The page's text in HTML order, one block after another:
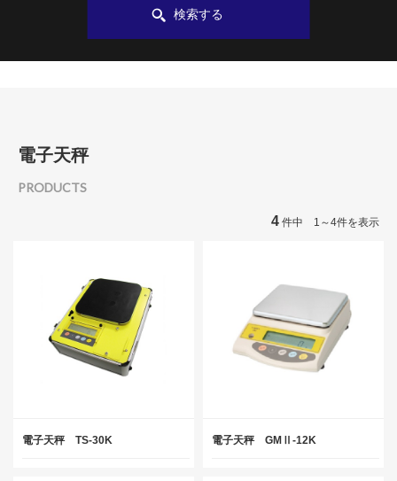
検索する
電子天秤
PRODUCTS
4 件中 1～4件を表示
電子天秤 TS-30K 電子天秤 GMⅡ-12K